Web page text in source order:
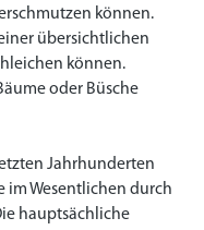
können.
übersichtlichen
können.
oder Büsche
Jahrhunderten
im Wesentlichen durch
hauptsächliche